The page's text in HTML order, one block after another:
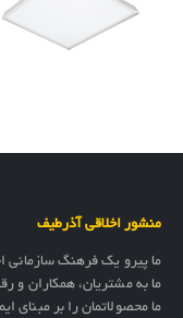
منشور اخلاقی آذرطیف
ما پیرو یک فرهنگ سازمانی
ما به مشتریان، همکاران و
ما محصولاتمان را بر مبنای